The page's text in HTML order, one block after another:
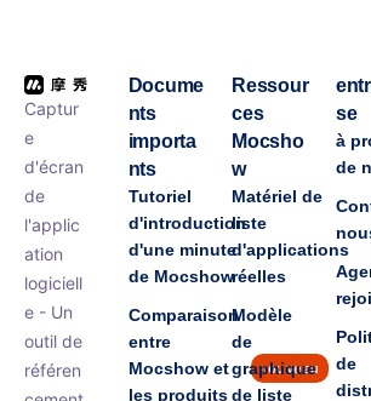
Captur
e
d'écran
de
l'applic
ation
logiciell
e - Un
outil de
référen
Docume
nts
importa
nts
Tutoriel
d'introduction
d'une minute
de Mocshow
Comparaison
entre
Mocshow et
les produits
nouveau
Ressour
ces
Mocsho
w
Matériel de
liste
d'applications
réelles
Modèle
de
graphique
de liste
se
à
de
de